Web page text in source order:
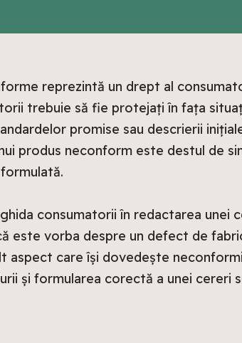
reprezintă un drept al
trebuie să fie protejați în fața
promise sau descrierii
produs neconform este destul de
consumatorii în redactarea unei
este vorba despre un defect de
aspect care își dovedește
și formularea corectă a unei cereri